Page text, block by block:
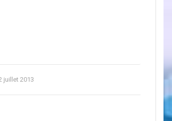
juillet 2013